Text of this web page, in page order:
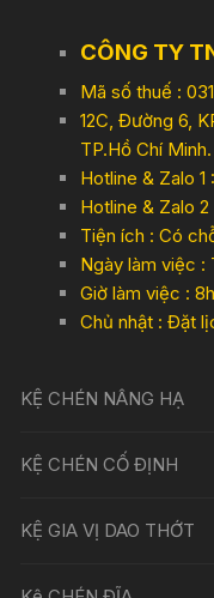
CÔNG TY
Mã số thuế :
12C, Đường 6,
TP.Hồ Chí Minh.
Hotline & Zalo 1
Hotline & Zalo
Tiện ích : Có
Ngày làm việc :
Giờ làm việc :
Chủ nhật : Đặt
KỆ CHÉN NÂNG HẠ
KỆ CHÉN CỐ ĐỊNH
KỆ GIA VỊ DAO THỚT